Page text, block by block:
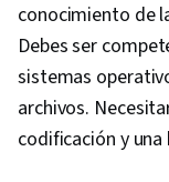
conocimiento de
Debes ser
sistemas
archivos.
codificación y